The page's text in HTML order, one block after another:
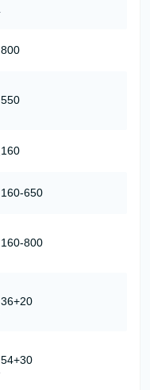
800
550
160
160-650
160-800
36+20
54+30